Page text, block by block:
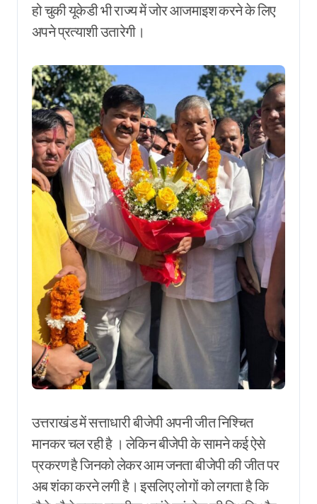
हो चुकी यूकेडी भी राज्य में जोर आजमाइश करने के लिए
अपने प्रत्याशी उतारेगी।
उत्तराखंड में सत्ताधारी बीजेपी अपनी जीत निश्चित
मानकर चल रही है । लेकिन बीजेपी के सामने कई ऐसे
प्रकरण है जिनको लेकर आम जनता बीजेपी की जीत पर
अब शंका करने लगी है। इसलिए लोगों को लगता है कि